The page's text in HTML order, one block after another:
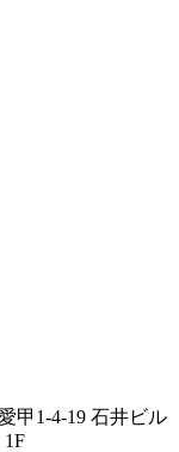
甲1-4-19 石井ビル
1F